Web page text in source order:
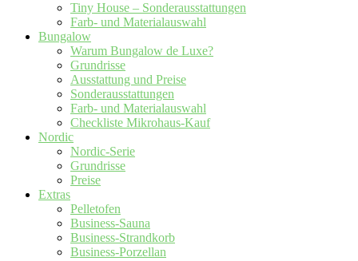
Tiny House – Sonderausstattungen
Farb- und Materialauswahl
Bungalow
Warum Bungalow de Luxe?
Grundrisse
Ausstattung und Preise
Sonderausstattungen
Farb- und Materialauswahl
Checkliste Mikrohaus-Kauf
Nordic
Nordic-Serie
Grundrisse
Preise
Extras
Pelletofen
Business-Sauna
Business-Strandkorb
Business-Porzellan